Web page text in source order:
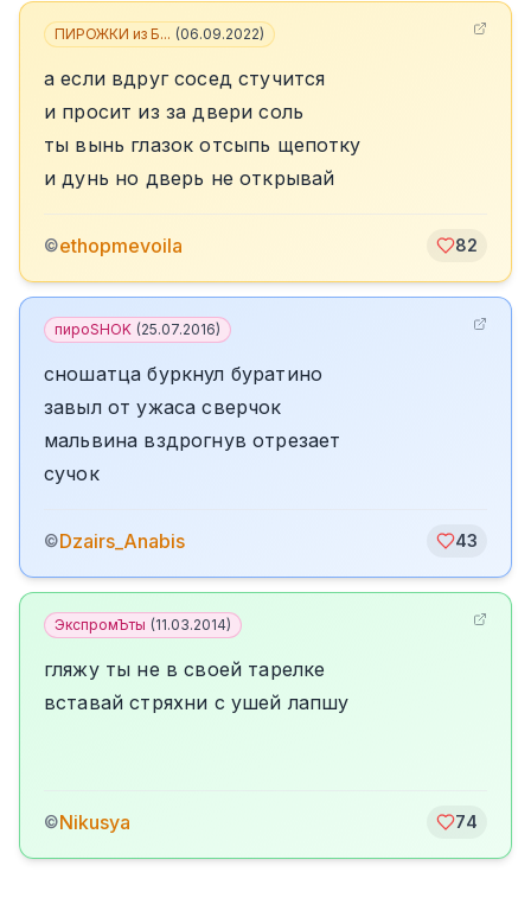
ПИРОЖКИ из Б... (06.09.2022)
а если вдруг сосед стучится
и просит из за двери соль
ты вынь глазок отсыпь щепотку
и дунь но дверь не открывай
©ethopmevoila 82
пироSHOK (25.07.2016)
сношатца буркнул буратино
завыл от ужаса сверчок
мальвина вздрогнув отрезает
сучок
©Dzairs_Anabis 43
ЭкспромЪты (11.03.2014)
гляжу ты не в своей тарелке
вставай стряхни с ушей лапшу
©Nikusya 74